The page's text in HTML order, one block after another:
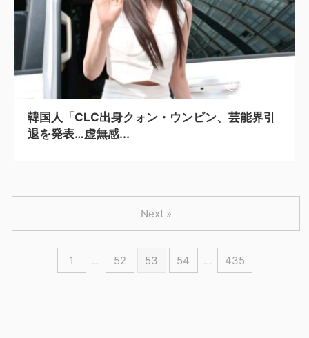
韓国人「CLC出身クォン・ウンビン、芸能界引
退を発表…虚無感...
1 … 52 53 54 … 435
Next »